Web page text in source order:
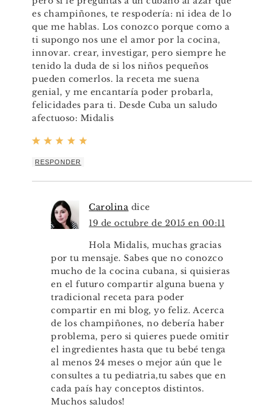
es champiñones, te respodería: ni idea de lo
que me hablas. Los conozco porque como a
ti supongo nos une el amor por la cocina,
innovar. crear, investigar, pero siempre he
tenido la duda de si los niños pequeños
pueden comerlos. la receta me suena
genial, y me encantaría poder probarla,
felicidades para ti. Desde Cuba un saludo
afectuoso: Midalis
RESPONDER
Carolina dice
19 de octubre de 2015 en 00:11
Hola Midalis, muchas gracias
por tu mensaje. Sabes que no conozco
mucho de la cocina cubana, si quisieras
en el futuro compartir alguna buena y
tradicional receta para poder
compartir en mi blog, yo feliz. Acerca
de los champiñones, no debería haber
problema, pero si quieres puede omitir
el ingredientes hasta que tu bebé tenga
al menos 24 meses o mejor aún que le
consultes a tu pediatria,tu sabes que en
cada país hay conceptos distintos.
Muchos saludos!